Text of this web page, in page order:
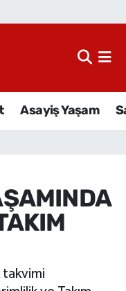
Asayiş Yaşam
takvimi